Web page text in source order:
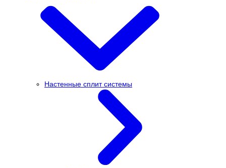
Настенные сплит системы